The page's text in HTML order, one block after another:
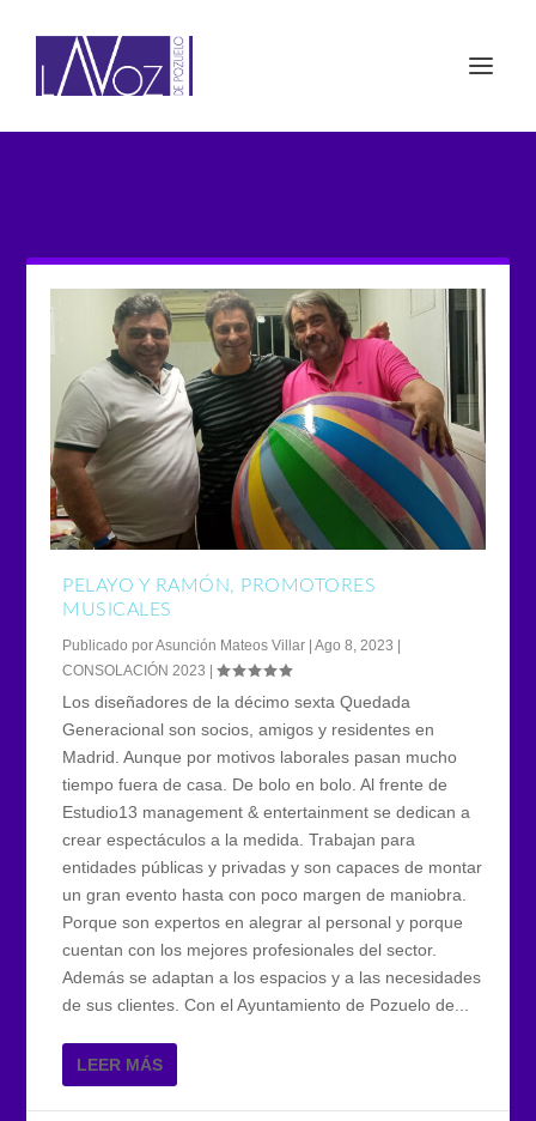
PELAYO Y RAMÓN, PROMOTORES
MUSICALES
Publicado porAsunción Mateos Villar |Ago 8, 2023 |
CONSOLACIÓN 2023 |
Los diseñadores de la décimo sexta Quedada
Generacional son socios, amigos y residentes en
Madrid. Aunque por motivos laborales pasan mucho
tiempo fuera de casa. De bolo en bolo. Al frente de
Estudio13 management & entertainment se dedican a
crear espectáculos a la medida. Trabajan para
entidades públicas y privadas y son capaces de montar
un gran evento hasta con poco margen de maniobra.
Porque son expertos en alegrar al personal y porque
cuentan con los mejores profesionales del sector.
Además se adaptan a los espacios y a las necesidades
de sus clientes. Con el Ayuntamiento de Pozuelo de...
LEER MÁS